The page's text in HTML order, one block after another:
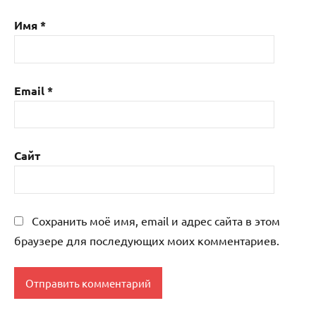
Имя*
Email*
Сайт
Сохранить моё имя, email и адрес сайта в этом
браузере для последующих моих комментариев.